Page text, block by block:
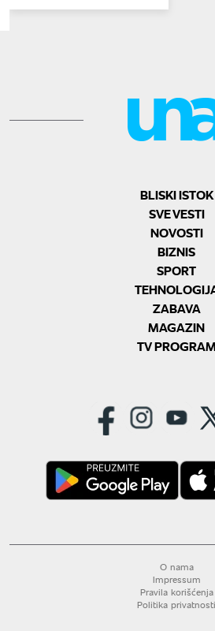
BLISKI ISTOK
SVE VESTI
NOVOSTI
BIZNIS
SPORT
ZABAVA
MAGAZIN
TV PROGRAM
O nama
Impressum
Pravila korišćenja
Politika privatnosti